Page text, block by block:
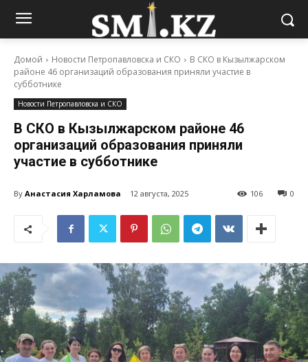
Домой Новости Петропавловска и СКО
В СКО в Кызылжарском
районе 46 организаций образования приняли участие в
субботнике
Новости Петропавловска и СКО
В СКО в Кызылжарском районе 46
организаций образования приняли
участие в субботнике
By Анастасия Харламова 12 августа, 2025 0
106